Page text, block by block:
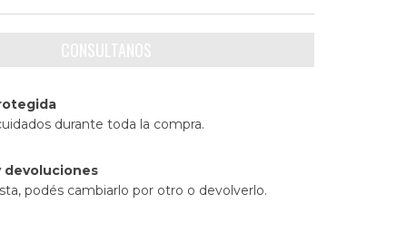
durante toda la compra.
devoluciones
podés cambiarlo por otro o devolverlo.